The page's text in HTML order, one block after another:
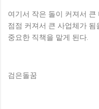
여기서 작은 돌이 커져서
점점 커져서 큰 사업체가
중요한 직책을 맡게 된다.
검은돌꿈